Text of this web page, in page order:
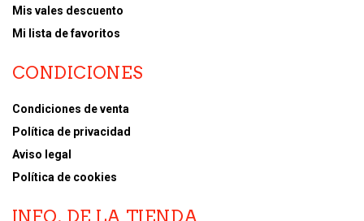
Mis vales descuento
Mi lista de favoritos
CONDICIONES
Condiciones de venta
Política de privacidad
Aviso legal
Política de cookies
INFO. DE LA TIENDA